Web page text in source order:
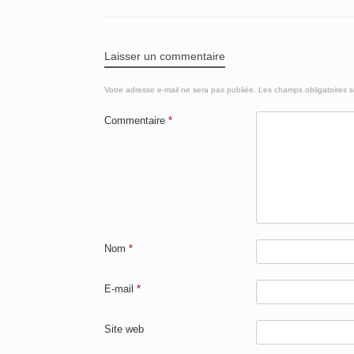
Laisser un commentaire
Votre adresse e-mail ne sera pas publiée. Les champs obligatoires
Commentaire *
Nom *
E-mail *
Site web